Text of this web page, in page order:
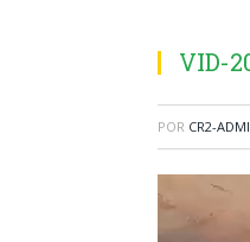
VID-
POR CR2-
Tocador